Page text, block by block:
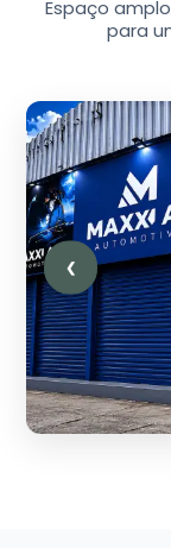
Espaço
para
❮